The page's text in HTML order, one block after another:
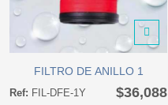
FILTRO DE ANILLO 1
Ref: FIL-DFE-1Y $36,088